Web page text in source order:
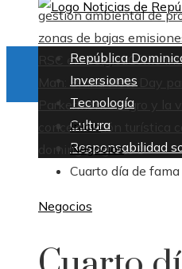
gestión ambiental de
zonas de bajas
RSC en BélgicaCómo
Man: Brand New Day
ParkerMontenegro y la
concentración turística
domingo, agosto 9
República
Inversiones
Tecnología
Cultura
Responsabilidad
Inicio
Negocios
Cuarto día de
Negocios